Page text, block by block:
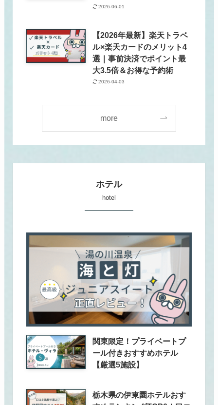
2026-06-01
【2026年最新】楽天トラベ
ル×楽天カードのメリット4
選｜事前決済でポイント最
大3.5倍＆お得な予約術
2026-04-03
more
ホテル
hotel
関東限定！プライベートプ
ール付きおすすめホテル
【厳選5施設】
栃木県の伊東園ホテルおす